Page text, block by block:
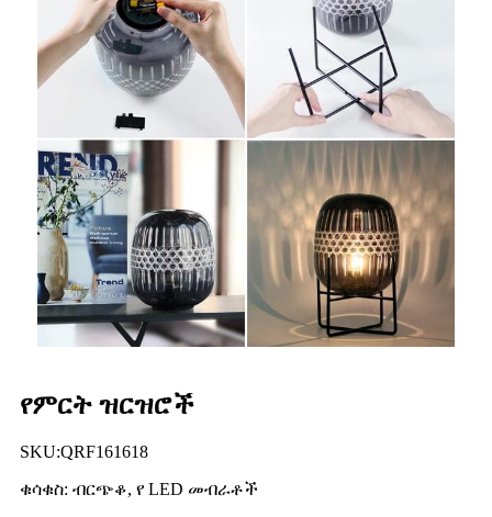
የምርት ዝርዝሮች
SKU:QRF161618
ቁሳቁስ: ብርጭቆ, የ LED መብራቶች